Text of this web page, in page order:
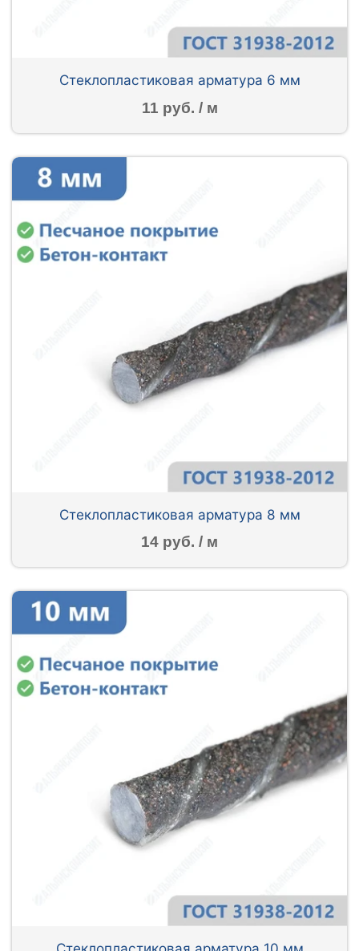
Стеклопластиковая арматура 6 мм
11 руб. / м
Стеклопластиковая арматура 8 мм
14 руб. / м